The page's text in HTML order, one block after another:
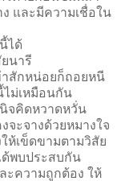
และมีความเชื่อใน
ได้
นารี
าสักหน่อยก็ถอยหนี
ม่เหมือนกัน
จคิดหวาดหวั่น
จะจางด้วยหมางใจ
ห้เข็ดขามตามวิสัย
ด้พบประสบกัน
ะความถูกต้อง ให้